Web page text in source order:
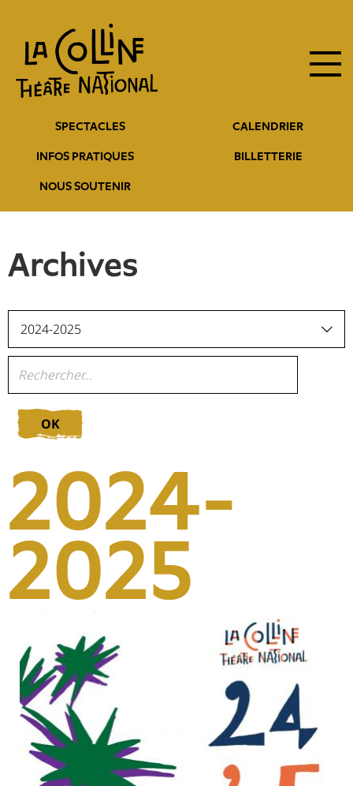
contenu
principal
entête
SPECTACLES CALENDRIER
INFOS PRATIQUES BILLETTERIE
NOUS SOUTENIR
principale
Archives
2024-2025
OK
2024-
2025